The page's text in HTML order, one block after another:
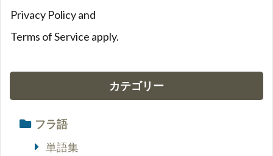
Privacy Policyand
Terms of Service apply.
カテゴリー
フラ語
単語集